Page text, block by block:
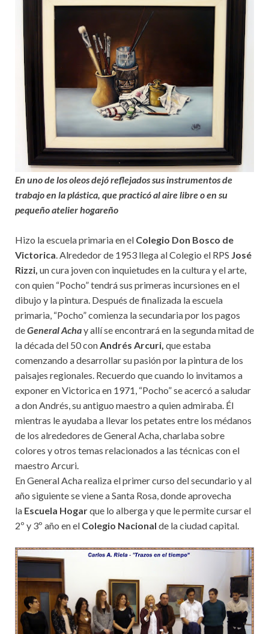
En uno de los oleos dejó reflejados sus instrumentos de
trabajo en la plástica, que practicó al aire libre o en su
pequeño atelier hogareño
Hizo la escuela primaria en el Colegio Don Bosco de
Victorica. Alrededor de 1953 llega al Colegio el RPS José
Rizzi, un cura joven con inquietudes en la cultura y el arte,
con quien “Pocho” tendrá sus primeras incursiones en el
dibujo y la pintura. Después de finalizada la escuela
primaria, “Pocho” comienza la secundaria por los pagos
deGeneral Achay allí se encontrará en la segunda mitad de
la década del 50 conAndrés Arcuri, que estaba
comenzando a desarrollar su pasión por la pintura de los
paisajes regionales. Recuerdo que cuando lo invitamos a
exponer en Victorica en 1971, “Pocho” se acercó a saludar
a don Andrés, su antiguo maestro a quien admiraba. Él
mientras le ayudaba a llevar los petates entre los médanos
de los alrededores de General Acha, charlaba sobre
colores y otros temas relacionados a las técnicas con el
maestro Arcuri.
En General Acha realiza el primer curso del secundario y al
año siguiente se viene a Santa Rosa, donde aprovecha
la Escuela Hogarque lo alberga y que le permite cursar el
2º y 3º año en el Colegio Nacional de la ciudad capital.